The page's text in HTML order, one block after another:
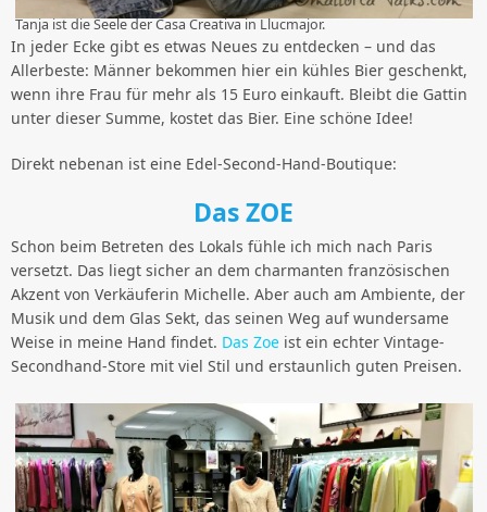
Tanja ist die Seele der Casa Creativa in Llucmajor.
In jeder Ecke gibt es etwas Neues zu entdecken – und das
Allerbeste: Männer bekommen hier ein kühles Bier geschenkt,
wenn ihre Frau für mehr als 15 Euro einkauft. Bleibt die Gattin
unter dieser Summe, kostet das Bier. Eine schöne Idee!
Direkt nebenan ist eine Edel-Second-Hand-Boutique:
Das ZOE
Schon beim Betreten des Lokals fühle ich mich nach Paris
versetzt. Das liegt sicher an dem charmanten französischen
Akzent von Verkäuferin Michelle. Aber auch am Ambiente, der
Musik und dem Glas Sekt, das seinen Weg auf wundersame
Weise in meine Hand findet. Das Zoe ist ein echter Vintage-
Secondhand-Store mit viel Stil und erstaunlich guten Preisen.